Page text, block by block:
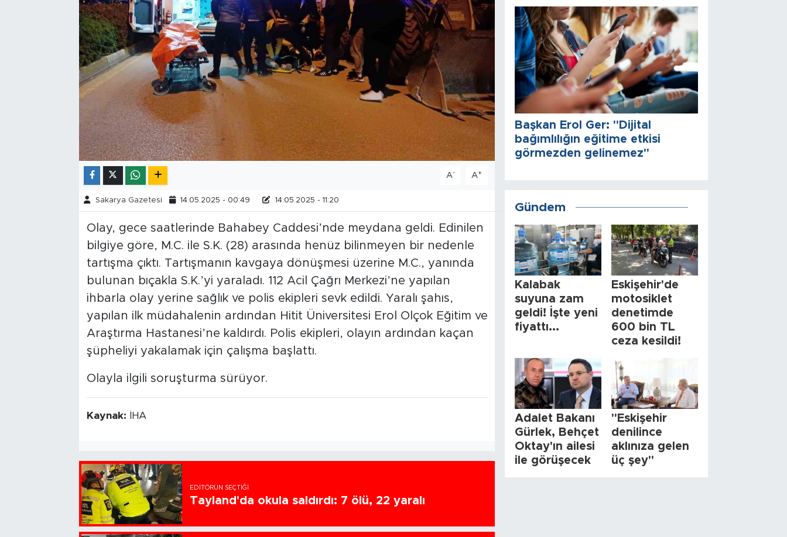
A- A+
Sakarya Gazetesi 14.05.2025 - 00:49 14.05.2025 - 11:20
Olay, gece saatlerinde Bahabey Caddesi’nde meydana geldi. Edinilen
bilgiye göre, M.C. ile S.K. (28) arasında henüz bilinmeyen bir nedenle
tartışma çıktı. Tartışmanın kavgaya dönüşmesi üzerine M.C., yanında
bulunan bıçakla S.K.’yi yaraladı. 112 Acil Çağrı Merkezi’ne yapılan
ihbarla olay yerine sağlık ve polis ekipleri sevk edildi. Yaralı şahıs,
yapılan ilk müdahalenin ardından Hitit Üniversitesi Erol Olçok Eğitim ve
Araştırma Hastanesi’ne kaldırdı. Polis ekipleri, olayın ardından kaçan
şüpheliyi yakalamak için çalışma başlattı.
Olayla ilgili soruşturma sürüyor.
Kaynak: İHA
EDITÖRÜN SEÇTIĞI
Tayland'da okula saldırdı: 7 ölü, 22 yaralı
Başkan Erol Ger: "Dijital
bağımlılığın eğitime etkisi
görmezden gelinemez"
Gündem
Kalabak
suyuna zam
geldi! İşte yeni
fiyattı...
Eskişehir'de
motosiklet
denetimde
600 bin TL
ceza kesildi!
Adalet Bakanı
Gürlek, Behçet
Oktay'ın ailesi
ile görüşecek
"Eskişehir
denilince
aklınıza gelen
üç şey"
Resmi İlanlar
Teknoloji